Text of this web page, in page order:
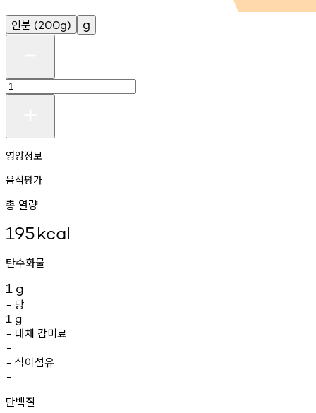
인분 (200g) g
영양정보
음식평가
총 열량
195kcal
탄수화물
1 g
- 당
1 g
- 대체 감미료
-
- 식이섬유
-
단백질